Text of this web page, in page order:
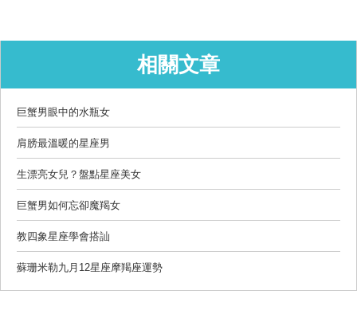
相關文章
巨蟹男眼中的水瓶女
肩膀最溫暖的星座男
生漂亮女兒？盤點星座美女
巨蟹男如何忘卻魔羯女
教四象星座學會搭訕
蘇珊米勒九月12星座摩羯座運勢